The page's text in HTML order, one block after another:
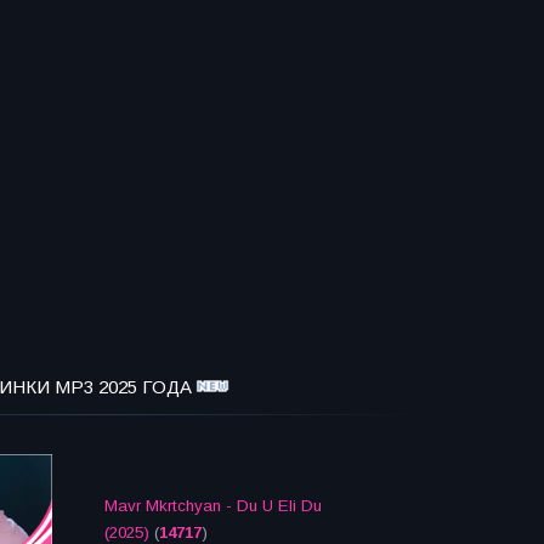
MP3 2025 ГОДА
Mavr Mkrtchyan - Du U Eli Du
(2025) (14717)